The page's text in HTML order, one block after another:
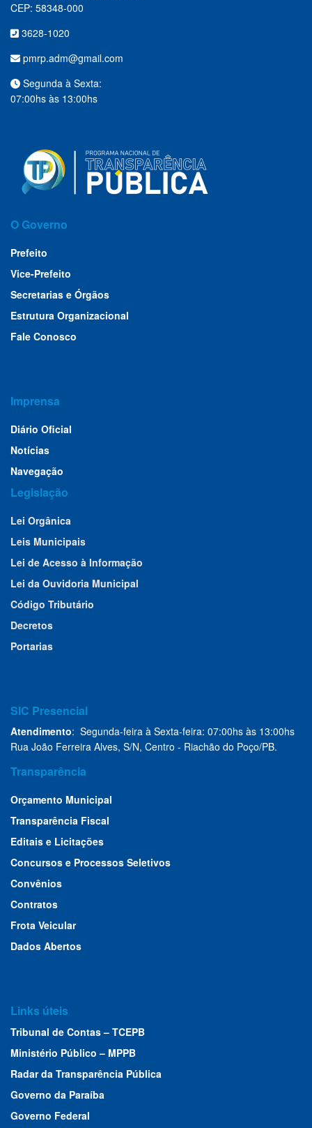
CEP: 58348-000
3628-1020
pmrp.adm@gmail.com
Segunda à Sexta:
07:00hs às 13:00hs
O Governo
Prefeito
Vice-Prefeito
Secretarias e Órgãos
Estrutura Organizacional
Fale Conosco
Imprensa
Diário Oficial
Notícias
Navegação
Legislação
Lei Orgânica
Leis Municipais
Lei de Acesso à Informação
Lei da Ouvidoria Municipal
Código Tributário
Decretos
Portarias
SIC Presencial
Atendimento: Segunda-feira à Sexta-feira: 07:00hs às 13:00hs
Rua João Ferreira Alves, S/N, Centro - Riachão do Poço/PB.
Transparência
Orçamento Municipal
Transparência Fiscal
Editais e Licitações
Concursos e Processos Seletivos
Convênios
Contratos
Frota Veicular
Dados Abertos
Links úteis
Tribunal de Contas – TCEPB
Ministério Público – MPPB
Radar da Transparência Pública
Governo da Paraíba
Governo Federal